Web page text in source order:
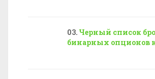
Черный список
бинарных опционов